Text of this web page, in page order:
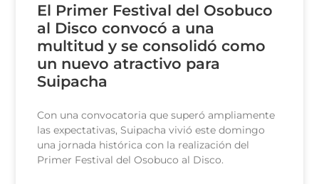
El Primer Festival del Osobuco
al Disco convocó a una
multitud y se consolidó como
un nuevo atractivo para
Suipacha
Con una convocatoria que superó ampliamente
las expectativas, Suipacha vivió este domingo
una jornada histórica con la realización del
Primer Festival del Osobuco al Disco.